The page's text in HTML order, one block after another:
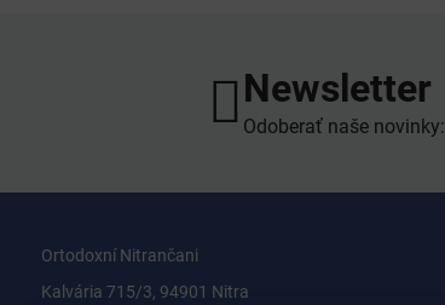
Newsletter
Odoberať naše novinky:
Ortodoxní Nitrančani
Kalvária 715/3, 94901 Nitra